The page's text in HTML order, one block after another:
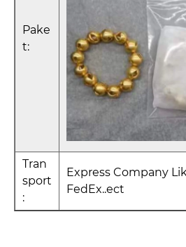
Pake
t:
Tran
sport
:
Express Company
FedEx..ect